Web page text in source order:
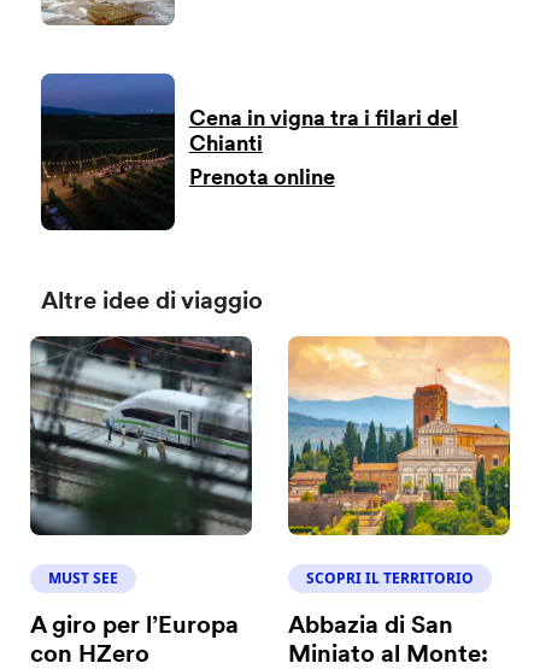
Cena in vigna tra i filari del
Chianti
Prenota online
Altre idee di viaggio
MUST SEE
A giro per l’Europa
con HZero
SCOPRI IL TERRITORIO
Abbazia di San
Miniato al Monte: